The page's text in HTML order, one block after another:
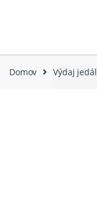
Domov Výdaj jedál